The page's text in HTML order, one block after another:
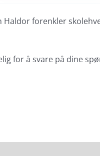
forenkler
for å svare på dine